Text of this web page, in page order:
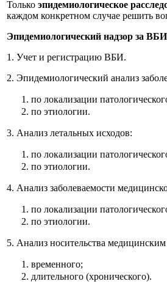
Только эпидемиологическое
каждом конкретном случае решить
Эпидемиологический надзор за
1. Учет и регистрацию ВБИ.
2. Эпидемиологический анализ
по локализации
по этиологии.
3. Анализ летальных исходов:
по локализации
по этиологии.
4. Анализ заболеваемости
по локализации
по этиологии.
5. Анализ носительства
временного;
длительного (хронического).